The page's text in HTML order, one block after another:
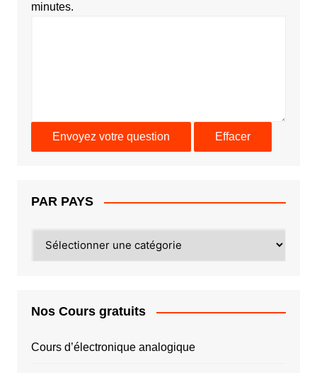
minutes.
PAR PAYS
PAYS
Nos Cours gratuits
Cours d’électronique analogique